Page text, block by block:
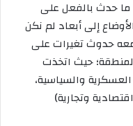
ما حدث بالفعل على
إلى أبعاد لم نكن
معه حدوث تغيرات على
حيث اتخذت
والسياسية،
وتجارية)